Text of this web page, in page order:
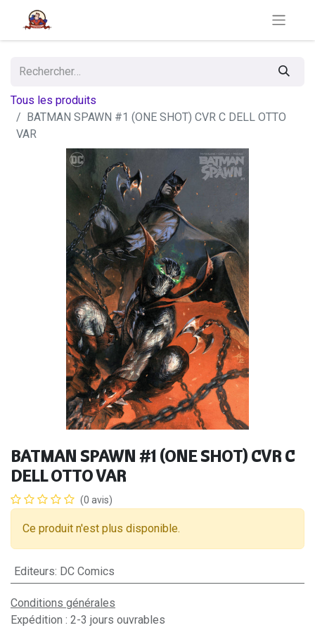
Tous les produits
BATMAN SPAWN #1 (ONE SHOT) CVR C DELL OTTO
VAR
BATMAN SPAWN #1 (ONE SHOT) CVR C
DELL OTTO VAR
(0 avis)
Ce produit n'est plus disponible.
Editeurs: DC Comics
Conditions générales
Expédition : 2-3 jours ouvrables